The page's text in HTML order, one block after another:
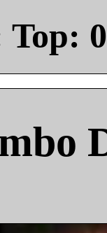
Top: 0